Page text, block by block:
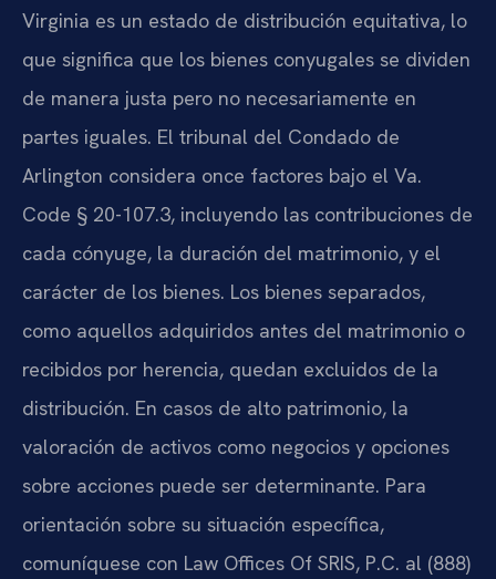
Virginia es un estado de distribución equitativa, lo
que significa que los bienes conyugales se dividen
de manera justa pero no necesariamente en
partes iguales. El tribunal del Condado de
Arlington considera once factores bajo el Va.
Code § 20-107.3, incluyendo las contribuciones de
cada cónyuge, la duración del matrimonio, y el
carácter de los bienes. Los bienes separados,
como aquellos adquiridos antes del matrimonio o
recibidos por herencia, quedan excluidos de la
distribución. En casos de alto patrimonio, la
valoración de activos como negocios y opciones
sobre acciones puede ser determinante. Para
orientación sobre su situación específica,
comuníquese con Law Offices Of SRIS, P.C. al (888)